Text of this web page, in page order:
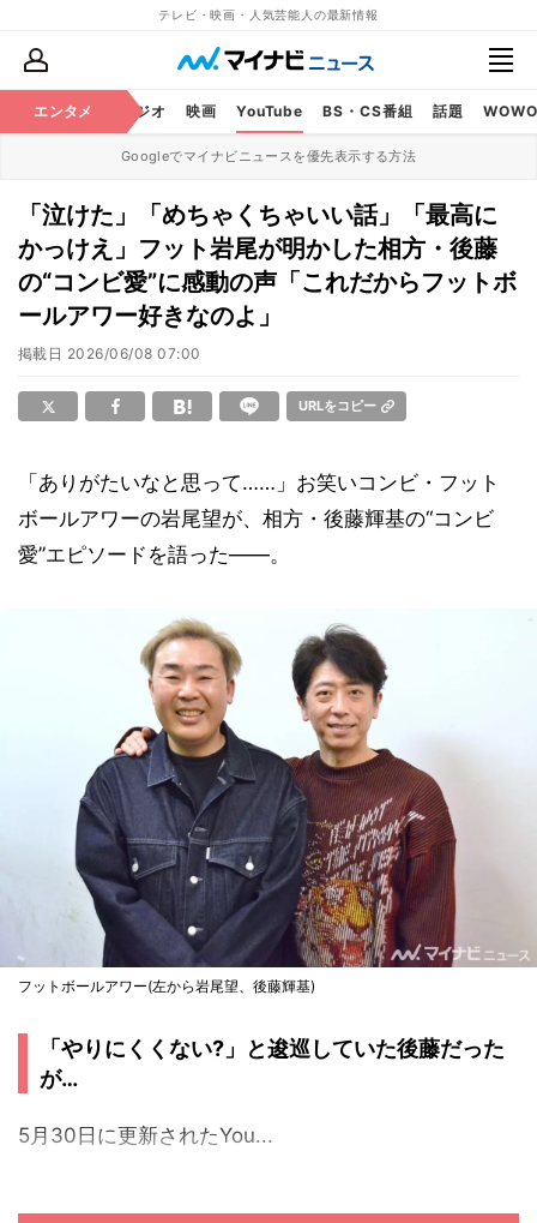
テレビ・映画・人気芸能人の最新情報
エンタメ
テレビ ラジオ 映画 YouTube BS・CS番組 話題
Googleでマイナビニュースを優先表示する方法
「泣けた」「めちゃくちゃいい話」「最高に
かっけえ」フット岩尾が明かした相方・後藤
の“コンビ愛”に感動の声「これだからフットボ
ールアワー好きなのよ」
掲載日 2026/06/08 07:00
URLをコピー
「ありがたいなと思って……」お笑いコンビ・フット
ボールアワーの岩尾望が、相方・後藤輝基の“コンビ
愛”エピソードを語った――。
フットボールアワー(左から岩尾望、後藤輝基)
「やりにくくない?」と逡巡していた後藤だった
が…
5月30日に更新されたYou...